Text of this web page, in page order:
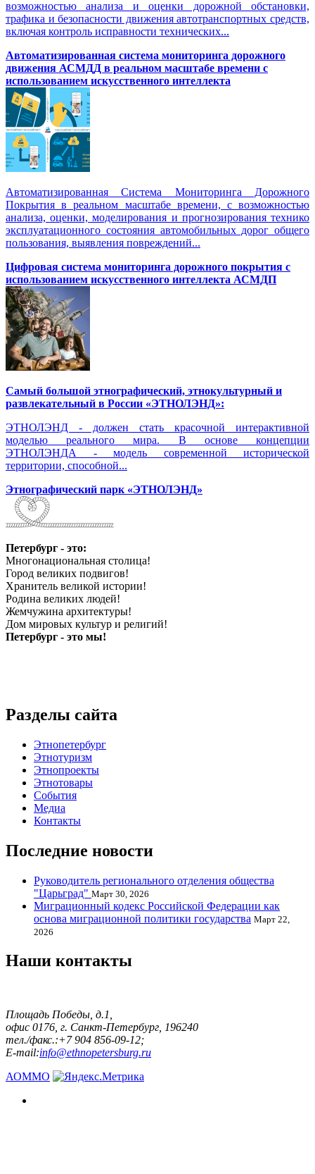
возможностью анализа и оценки дорожной обстановки,
трафика и безопасности движения автотранспортных средств,
включая контроль исправности технических...
Автоматизированная cистема мониторинга дорожного
движения АСМДД в реальном масштабе времени с
использованием искусственного интеллекта
Автоматизированная Система Мониторинга Дорожного
Покрытия в реальном масштабе времени, с возможностью
анализа, оценки, моделирования и прогнозирования технико
эксплуатационного состояния автомобильных дорог общего
пользования, выявления повреждений...
Цифровая система мониторинга дорожного покрытия с
использованием искусственного интеллекта АСМДП
Самый большой этнографический, этнокультурный и
развлекательный в России «ЭТНОЛЭНД»:
ЭТНОЛЭНД - должен стать красочной интерактивной
моделью реального мира. В основе концепции
ЭТНОЛЭНДА - модель современной исторической
территории, способной...
Этнографический парк «ЭТНОЛЭНД»
Петербург - это:
Многонациональная столица!
Город великих подвигов!
Хранитель великой истории!
Родина великих людей!
Жемчужина архитектуры!
Дом мировых культур и религий!
Петербург - это мы!
Разделы сайта
Этнопетербург
Этнотуризм
Этнопроекты
Этнотовары
События
Медиа
Контакты
Последние новости
Руководитель регионального отделения общества
"Царьград" Март 30, 2026
Миграционный кодекс Российской Федерации как
основа миграционной политики государства Март 22,
2026
Наши контакты
Площадь Победы, д.1,
офис 0176, г. Санкт-Петербург, 196240
тел./факс.:+7 904 856-09-12;
E-mail:info@ethnopetersburg.ru
АОММО